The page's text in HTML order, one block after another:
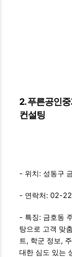
2. 푸른공인
컨설팅
- 위치: 성동구
- 연락처: 02-
- 특징: 금호동
탕으로 고객 맞
트, 학군 정보,
대한 심도 있는